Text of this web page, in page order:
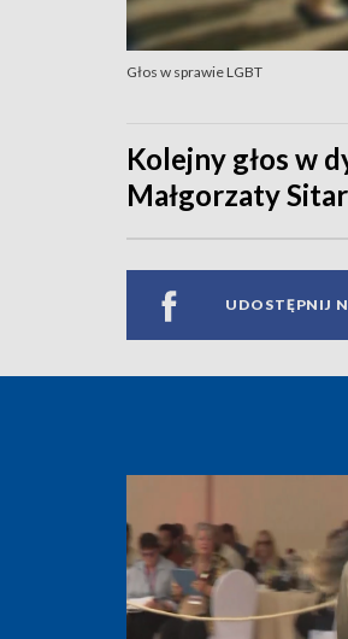
Głos w sprawie LGBT
Kolejny głos w
Małgorzaty
UDOSTĘPNIJ